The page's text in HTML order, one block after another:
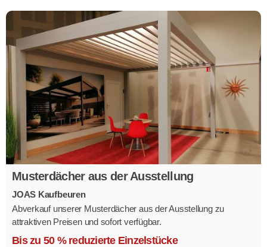
Musterdächer aus der Ausstellung
JOAS Kaufbeuren
Abverkauf unserer Musterdächer aus der Ausstellung zu
attraktiven Preisen und sofort verfügbar.
Mehrere Modelle in verschiedenen Ausführungen.
Bis zu 50 % reduzierte Einzelstücke